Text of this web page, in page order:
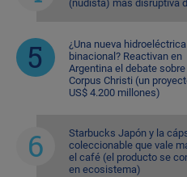
(nudista) más disruptiva
¿Una nueva hidroeléctrica
binacional? Reactivan en
Argentina el debate sobre
Corpus Christi (un
US$ 4.200 millones)
Starbucks Japón y la
coleccionable que vale
el café (el producto se
en ecosistema)